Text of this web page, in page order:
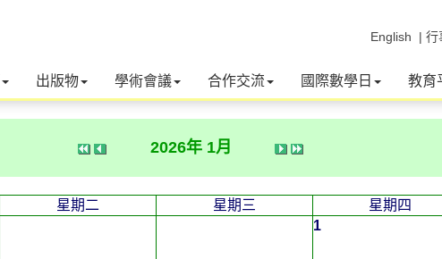
| 行
English
出版物 學術會議 合作交流 國際數學日 教育
2026年 1月
星期二 星期三 星期四
1